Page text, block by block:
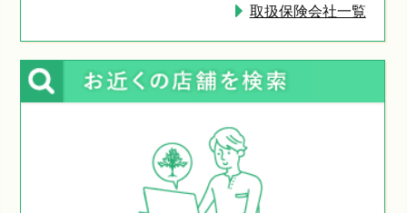
取扱保険会社一覧